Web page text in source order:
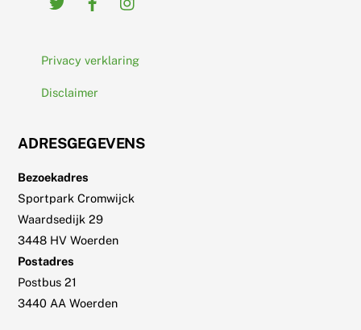
Privacy verklaring
Disclaimer
ADRESGEGEVENS
Bezoekadres
Sportpark Cromwijck
Waardsedijk 29
3448 HV Woerden
Postadres
Postbus 21
3440 AA Woerden